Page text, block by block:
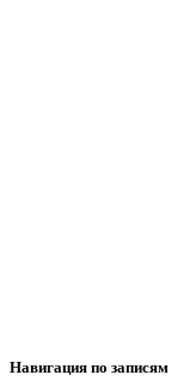
Навигация по записям